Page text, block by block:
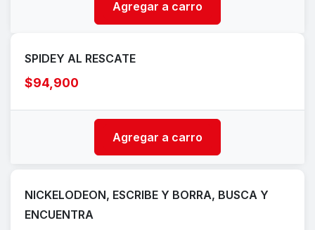
Agregar a carro
SPIDEY AL RESCATE
$94,900
Agregar a carro
NICKELODEON, ESCRIBE Y BORRA, BUSCA Y
ENCUENTRA